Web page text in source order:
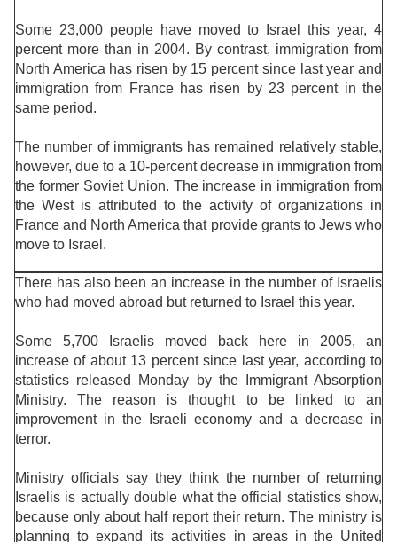
Some 23,000 people have moved to Israel this year, 4
percent more than in 2004. By contrast, immigration from
North America has risen by 15 percent since last year and
immigration from France has risen by 23 percent in the
same period.
The number of immigrants has remained relatively stable,
however, due to a 10-percent decrease in immigration from
the former Soviet Union. The increase in immigration from
the West is attributed to the activity of organizations in
France and North America that provide grants to Jews who
move to Israel.
There has also been an increase in the number of Israelis
who had moved abroad but returned to Israel this year.
Some 5,700 Israelis moved back here in 2005, an
increase of about 13 percent since last year, according to
statistics released Monday by the Immigrant Absorption
Ministry. The reason is thought to be linked to an
improvement in the Israeli economy and a decrease in
terror.
Ministry officials say they think the number of returning
Israelis is actually double what the official statistics show,
because only about half report their return. The ministry is
planning to expand its activities in areas in the United